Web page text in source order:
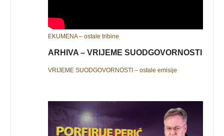
EKUMENA – ostale tribine
ARHIVA – VRIJEME SUODGOVORNOSTI
VRIJEME SUODGOVORNOSTI – ostale emisije